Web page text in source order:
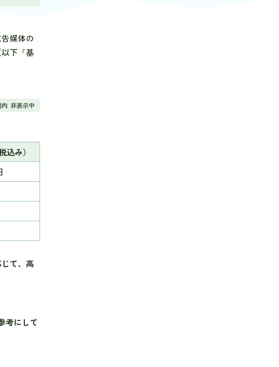
媒体の
下「基
非表示中
込み）
て、高
考にして